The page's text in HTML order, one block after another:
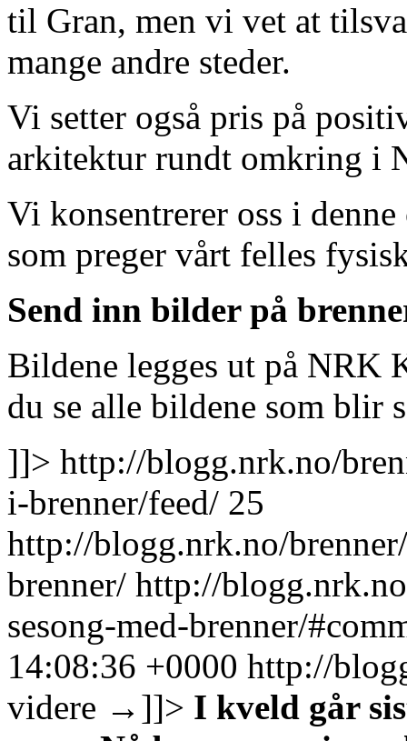
til Gran, men vi vet at
mange andre steder.
Vi setter også pris på
arkitektur rundt omkring i
Vi konsentrerer oss i
som preger vårt felles
Send inn bilder på
Bildene legges ut på NRK
du se alle bildene som blir
]]> http://blogg.nrk.no/
i-brenner/feed/ 25
http://blogg.nrk.no/
brenner/ http://
sesong-med-brenner/
14:08:36 +0000 http://
videre → ]]> I kveld går